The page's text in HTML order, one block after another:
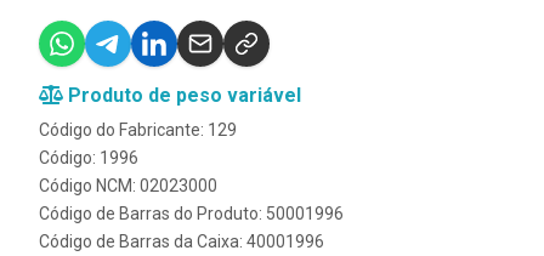
Produto de peso variável
Código do Fabricante: 129
Código: 1996
Código NCM: 02023000
Código de Barras do Produto: 50001996
Código de Barras da Caixa: 40001996